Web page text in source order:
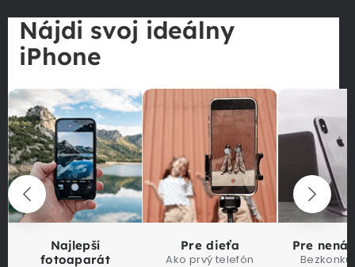
Nájdi svoj ideálny
iPhone
Najlepší
fotoaparát
Pre dieťa
Ako prvý telefón
Pre